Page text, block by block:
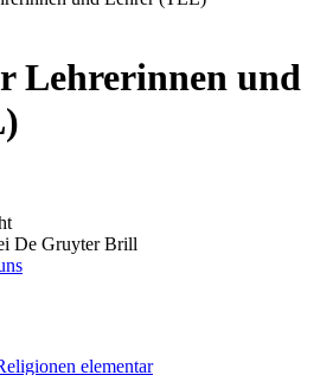
Lehrerinnen und
De Gruyter Brill